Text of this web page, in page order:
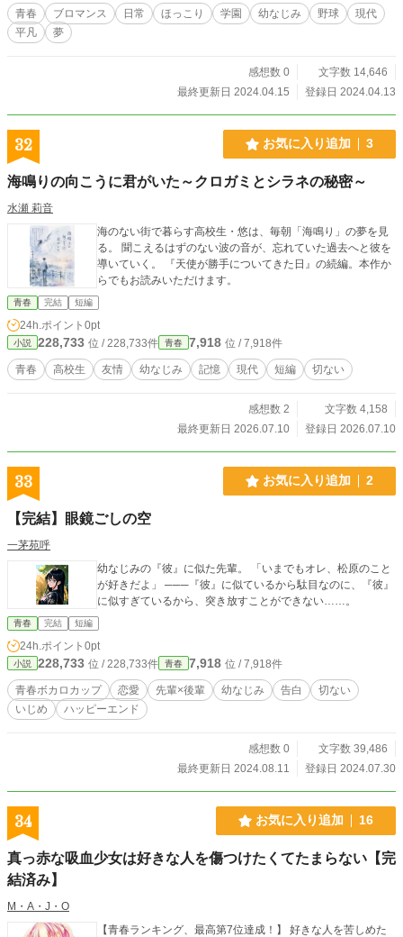
青春 ブロマンス 日常 ほっこり 学園 幼なじみ 野球
現代
平凡
夢
感想数 0
文字数 14,646
最終更新日 2024.04.15
登録日 2024.04.13
32 お気に入り追加 3
海鳴りの向こうに君がいた～クロガミとシラネの秘密～
水瀬 莉音
海のない街で暮らす高校生・悠は、毎朝「海鳴り」の夢を見
る。 聞こえるはずのない波の音が、忘れていた過去へと彼を
導いていく。 『天使が勝手についてきた日』の続編。本作か
らでもお読みいただけます。
青春 完結 短編
24h.ポイント 0pt
小説 228,733 位 / 228,733件 青春 7,918 位 / 7,918件
青春 高校生 友情 幼なじみ 記憶 現代 短編 切ない
感想数 2
文字数 4,158
最終更新日 2026.07.10
登録日 2026.07.10
33 お気に入り追加 2
【完結】眼鏡ごしの空
一茅苑呼
幼なじみの『彼』に似た先輩。 「いまでもオレ、松原のこと
が好きだよ」 ───『彼』に似ているから駄目なのに、『彼』
に似すぎているから、突き放すことができない……。
青春 完結 短編
24h.ポイント 0pt
小説 228,733 位 / 228,733件 青春 7,918 位 / 7,918件
青春ボカロカップ 恋愛 先輩×後輩 幼なじみ 告白
切ない
いじめ
ハッピーエンド
感想数 0
文字数 39,486
最終更新日 2024.08.11
登録日 2024.07.30
34 お気に入り追加 16
真っ赤な吸血少女は好きな人を傷つけたくてたまらない【完
結済み】
M・A・J・O
【青春ランキング、最高第7位達成！】 好きな人を苦しめた